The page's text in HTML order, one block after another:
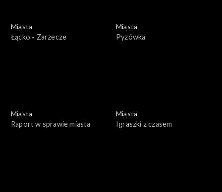
Miasta
Łącko - Zarzecze
Miasta
Pyzówka
Miasta
Raport w sprawie miasta
Miasta
Igraszki z czasem